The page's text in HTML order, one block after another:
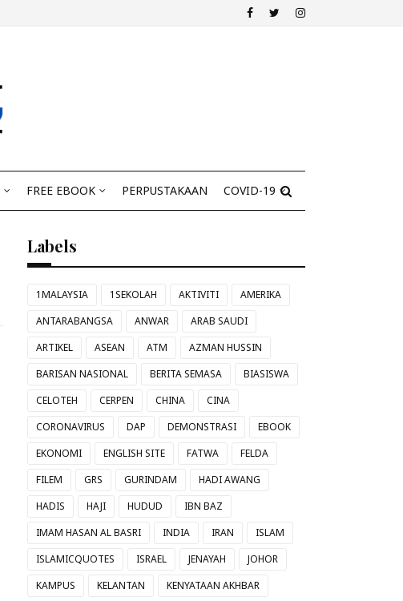
FREE EBOOK PERPUSTAKAAN COVID-19
Labels
1MALAYSIA 1SEKOLAH AKTIVITI
AMERIKA
ANTARABANGSA
ANWAR
ARAB SAUDI
ARTIKEL
ASEAN ATM
AZMAN HUSSIN
BARISAN NASIONAL
BERITA SEMASA
BIASISWA
CELOTEH
CERPEN CHINA
CINA
CORONAVIRUS
DAP DEMONSTRASI
EBOOK
EKONOMI
ENGLISH SITE FATWA
FELDA
FILEM
GRS GURINDAM
HADI AWANG
HADIS
HAJI HUDUD
IBN BAZ
IMAM HASAN AL BASRI
INDIA IRAN
ISLAM
ISLAMICQUOTES
ISRAEL JENAYAH
JOHOR
KAMPUS
KELANTAN
KENYATAAN AKHBAR